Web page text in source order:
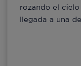
rozando el cielo
llegada a una